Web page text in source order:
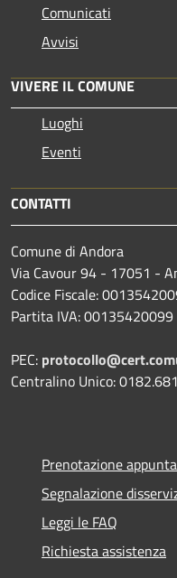
Comunicati
Avvisi
VIVERE IL COMUNE
Luoghi
Eventi
CONTATTI
Comune di Andora
Via Cavour 94 - 17051 -
Codice Fiscale:
Partita IVA: 00135420099
PEC:
Centralino Unico:
Prenotazione
Segnalazione
Leggi le FAQ
Richiesta assistenza